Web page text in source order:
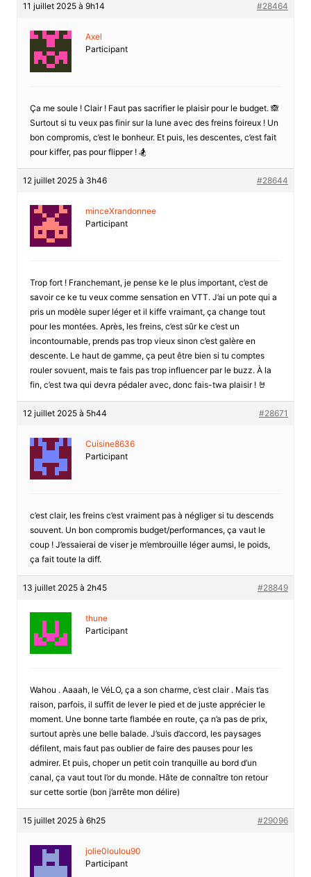
11 juillet 2025 à 9h14 #28464
Axel
Participant
Ça me soule ! Clair ! Faut pas sacrifier le plaisir pour le budget. 🙈
Surtout si tu veux pas finir sur la lune avec des freins foireux ! Un
bon compromis, c’est le bonheur. Et puis, les descentes, c’est fait
pour kiffer, pas pour flipper ! 🏂
12 juillet 2025 à 3h46 #28644
minceXrandonnee
Participant
Trop fort ! Franchemant, je pense ke le plus important, c’est de
savoir ce ke tu veux comme sensation en VTT. J’ai un pote qui a
pris un modèle super léger et il kiffe vraimant, ça change tout
pour les montées. Après, les freins, c’est sûr ke c’est un
incontournable, prends pas trop vieux sinon c’est galère en
descente. Le haut de gamme, ça peut être bien si tu comptes
rouler sovuent, mais te fais pas trop influencer par le buzz. À la
fin, c’est twa qui devra pédaler avec, donc fais-twa plaisir ! 🤘
12 juillet 2025 à 5h44 #28671
Cuisine8636
Participant
c’est clair, les freins c’est vraiment pas à négliger si tu descends
souvent. Un bon compromis budget/performances, ça vaut le
coup ! J’essaierai de viser je m’embrouille léger aumsi, le poids,
ça fait toute la diff.
13 juillet 2025 à 2h45 #28849
thune
Participant
Wahou . Aaaah, le VéLO, ça a son charme, c’est clair . Mais t’as
raison, parfois, il suffit de lever le pied et de juste apprécier le
moment. Une bonne tarte flambée en route, ça n’a pas de prix,
surtout après une belle balade. J’suis d’accord, les paysages
défilent, mais faut pas oublier de faire des pauses pour les
admirer. Et puis, choper un petit coin tranquille au bord d’un
canal, ça vaut tout l’or du monde. Hâte de connaître ton retour
sur cette sortie (bon j’arrête mon délire)
15 juillet 2025 à 6h25 #29096
jolie0loulou90
Participant